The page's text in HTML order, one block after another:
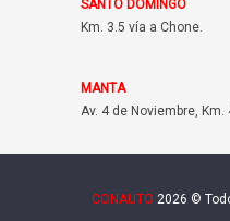
SANTO DOMINGO
Km. 3.5 vía a Chone.
MANTA
Av. 4 de Noviembre, Km.
CONAUTO 2026 ©